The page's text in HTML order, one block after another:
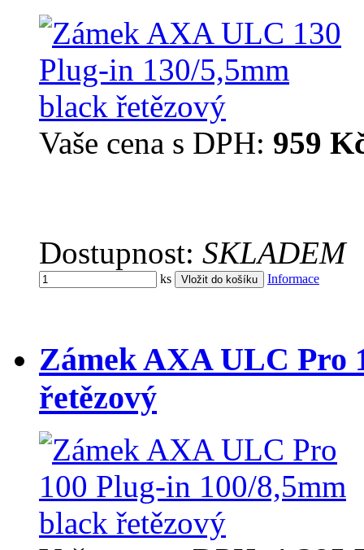
Vaše cena s DPH: 959
Dostupnost: SKLADEM
ks Informace
Zámek AXA ULC Pro
řetězový